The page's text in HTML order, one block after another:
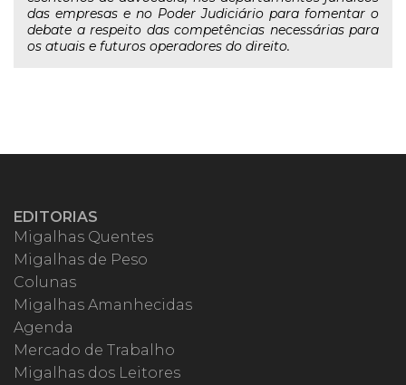
das empresas e no Poder Judiciário para fomentar o
debate a respeito das competências necessárias para
os atuais e futuros operadores do direito.
EDITORIAS
Migalhas Quentes
Migalhas de Peso
Colunas
Migalhas Amanhecidas
Agenda
Mercado de Trabalho
Migalhas dos Leitores